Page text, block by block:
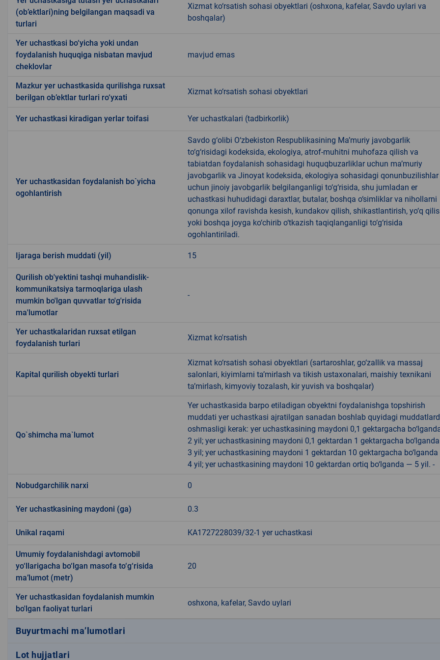
(ob’ektlari)ning belgilangan maqsadi va
turlari
Xizmat ko‘rsatish sohasi obyektlari (oshxona, kafelar, Savdo uylari va
boshqalar)
Yer uchastkasi bo‘yicha yoki undan
foydalanish huquqiga nisbatan mavjud
cheklovlar
mavjud emas
Mazkur yer uchastkasida qurilishga ruxsat
berilgan ob’ektlar turlari ro‘yxati
Xizmat ko‘rsatish sohasi obyektlari
Yer uchastkasi kiradigan yerlar toifasi Yer uchastkalari (tadbirkorlik)
Yer uchastkasidan foydalanish bo`yicha
ogohlantirish
Savdo g‘olibi O‘zbekiston Respublikasining Ma’muriy javobgarlik
to‘g‘risidagi kodeksida, ekologiya, atrof-muhitni muhofaza qilish va
tabiatdan foydalanish sohasidagi huquqbuzarliklar uchun ma’muriy
javobgarlik va Jinoyat kodeksida, ekologiya sohasidagi qonunbuzilishlar
uchun jinoiy javobgarlik belgilanganligi to‘g‘risida, shu jumladan er
uchastkasi huhudidagi daraxtlar, butalar, boshqa o‘simliklar va nihollarni
qonunga xilof ravishda kesish, kundakov qilish, shikastlantirish, yo‘q
yoki boshqa joyga ko‘chirib o‘tkazish taqiqlanganligi to‘g‘risida
ogohlantiriladi.
Ijaraga berish muddati (yil) 15
Qurilish ob'yektini tashqi muhandislik-
kommunikatsiya tarmoqlariga ulash
mumkin bo'lgan quvvatlar to'g'risida
ma'lumotlar
-
Yer uchastkalaridan ruxsat etilgan
foydalanish turlari
Xizmat ko'rsatish
Kapital qurilish obyekti turlari
Xizmat ko‘rsatish sohasi obyektlari (sartaroshlar, go‘zallik va massaj
salonlari, kiyimlarni ta’mirlash va tikish ustaxonalari, maishiy texnikani
ta’mirlash, kimyoviy tozalash, kir yuvish va boshqalar)
Qo`shimcha ma`lumot
Yer uchastkasida barpo etiladigan obyektni foydalanishga topshirish
muddati yer uchastkasi ajratilgan sanadan boshlab quyidagi
oshmasligi kerak: yer uchastkasining maydoni 0,1 gektargacha
2 yil; yer uchastkasining maydoni 0,1 gektardan 1 gektargacha
3 yil; yer uchastkasining maydoni 1 gektardan 10 gektargacha
4 yil; yer uchastkasining maydoni 10 gektardan ortiq bo‘lganda — 5 yil. -
Nobudgarchilik narxi 0
Yer uchastkasining maydoni (ga) 0.3
Unikal raqami KA1727228039/32-1 yer uchastkasi
Umumiy foydalanishdagi avtomobil
yo‘llarigacha bo‘lgan masofa to‘g‘risida
ma’lumot (metr)
20
Yer uchastkasidan foydalanish mumkin
bo'lgan faoliyat turlari
oshxona, kafelar, Savdo uylari
Buyurtmachi ma’lumotlari
Lot hujjatlari